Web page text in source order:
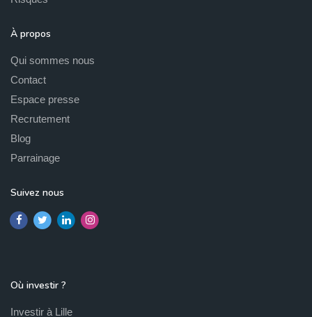
À propos
Qui sommes nous
Contact
Espace presse
Recrutement
Blog
Parrainage
Suivez nous
Où investir ?
Investir à Lille